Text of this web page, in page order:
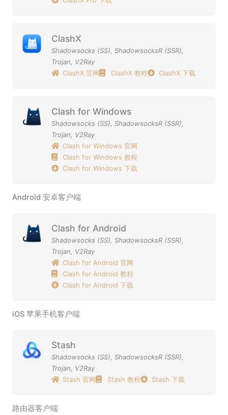
ClashX
Shadowsocks (SS), ShadowsocksR (SSR),
Trojan, V2Ray
ClashX 官网
ClashX 教程 ClashX 下载
Clash for Windows
Shadowsocks (SS), ShadowsocksR (SSR),
Trojan, V2Ray
Clash for Windows 官网
Clash for Windows 教程
Clash for Windows 下载
Android 安卓客户端
Clash for Android
Shadowsocks (SS), ShadowsocksR (SSR),
Trojan, V2Ray
Clash for Android 官网
Clash for Android 教程
Clash for Android 下载
iOS 苹果手机客户端
Stash
Shadowsocks (SS), ShadowsocksR (SSR),
Trojan, V2Ray
Stash 官网
Stash 教程 Stash 下载
路由器客户端